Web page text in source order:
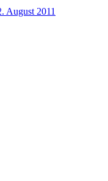
August 2011